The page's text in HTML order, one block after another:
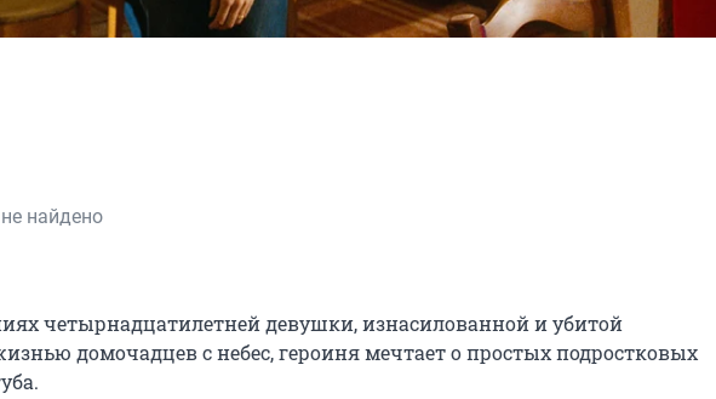
найдено
четырнадцатилетней девушки, изнасилованной и убитой
домочадцев с небес, героиня мечтает о простых подростковых